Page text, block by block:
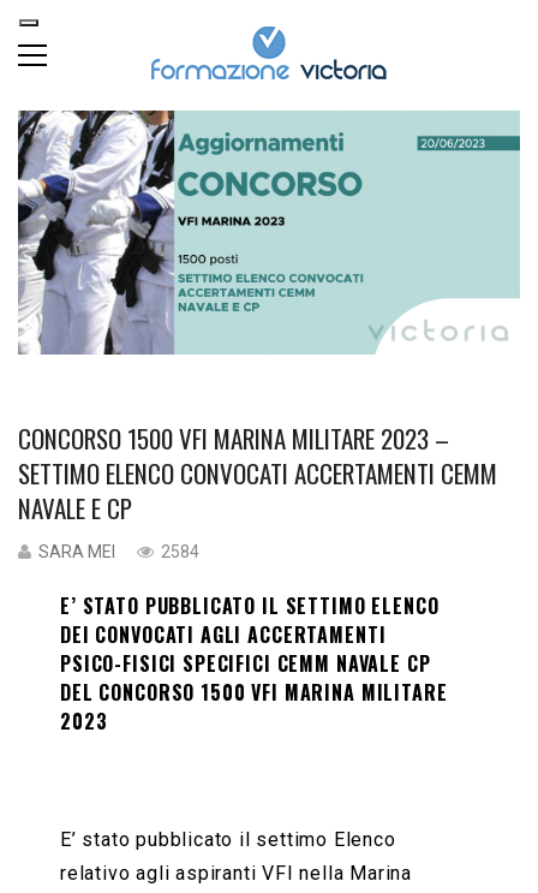
CONCORSO 1500 VFI MARINA MILITARE 2023 –
SETTIMO ELENCO CONVOCATI ACCERTAMENTI CEMM
NAVALE E CP
SARA MEI 2584
E’ STATO PUBBLICATO IL SETTIMO ELENCO
DEI CONVOCATI AGLI ACCERTAMENTI
PSICO-FISICI SPECIFICI CEMM NAVALE CP
DEL CONCORSO 1500 VFI MARINA MILITARE
2023
E’ stato pubblicato il settimo Elenco
relativo agli aspiranti VFI nella Marina